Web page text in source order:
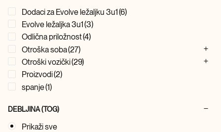
Dodaci za Evolve ležaljku 3u1(6)
Evolve ležaljka 3u1(3)
Odlična priložnost(4)
Otroška soba(27)
Otroški vozički(29)
Proizvodi(2)
spanje(1)
DEBLJINA (TOG)
Prikaži sve